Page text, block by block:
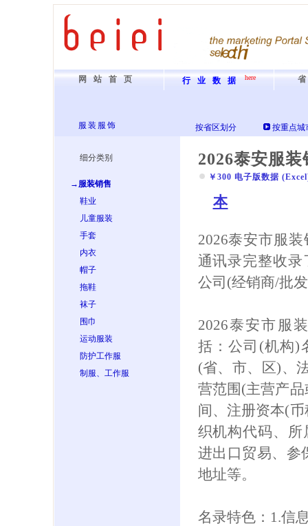
网站首页 行业数据 here
服装服饰 按省区划分 按重点城
细分类别
→服装销售
鞋业
儿童服装
手套
内衣
帽子
拖鞋
袜子
围巾
运动服装
防护工作服
制服、工作服
2026泰安服
￥300 电子版数据
本
2026泰安市服
通讯录完整收
公司(经销商/批
2026泰安市服
括：公司(机构)
(省、市、区)、
营范围(主营产
间、注册资本(
织机构代码、
进出口贸易、参
地址等。
名录特色：1.信